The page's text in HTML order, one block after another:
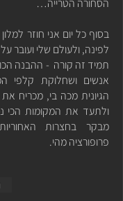
בסוף כל יום אני חוזר
לפינה, ולעולם שלי ועובר
תמיד זה קורה - ההבנה
אנשים ושחלוקת קלפי
הגיונית מכה בי, מכריח
ולתעד את המקומות הכי
מבקר בחצרות
פרופורציה מהי.